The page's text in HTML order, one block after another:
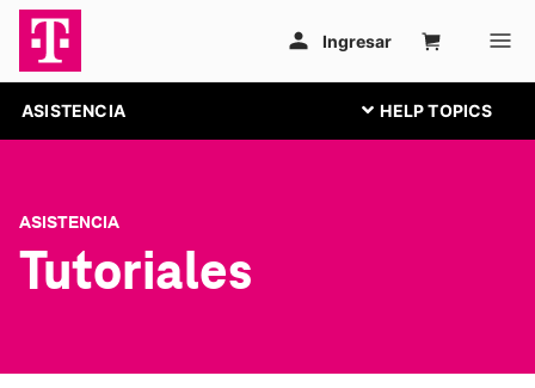
ASISTENCIA
ASISTENCIA
Tutoriales